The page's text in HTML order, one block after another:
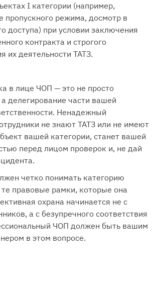
I категории (например,
пропускного режима, досмотр в
доступа) при условии заключения
контракта и строгого
их деятельности ТАТЗ.
в лице ЧОП — это не просто
а делегирование части вашей
Ненадежный
не знают ТАТЗ или не имеют
вашей категории, станет вашей
перед лицом проверок и, не дай
четко понимать категорию
те правовые рамки, которые она
охрана начинается не с
а с безупречного соответствия
ЧОП должен быть вашим
в этом вопросе.